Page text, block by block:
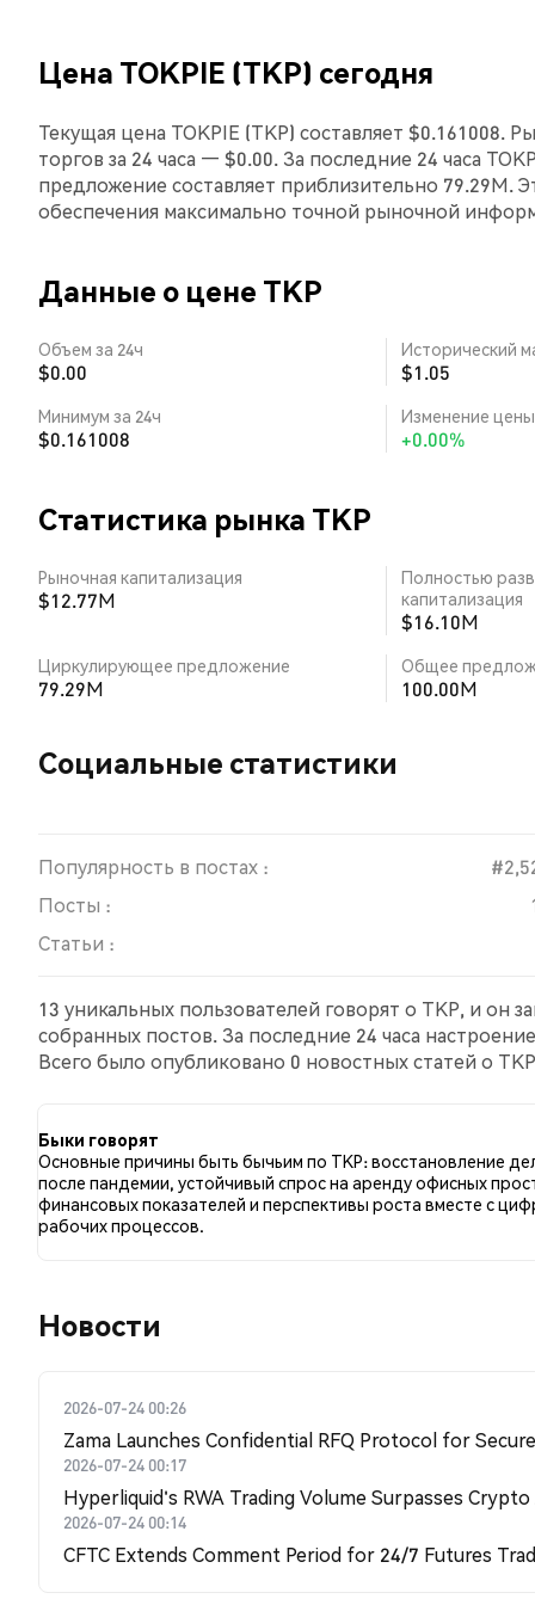
Цена TOKPIE (TKP) сегодня
Текущая цена TOKPIE (TKP) составляет
торгов за 24 часа — $0.00. За последние 24 часа
предложение составляет приблизительно
обеспечения максимально точной рыночной
Данные о цене TKP
Объем за 24ч
$0.00
Исторический
$1.05
Минимум за 24ч
$0.161008
Изменение цены
+0.00%
Статистика рынка TKP
Рыночная капитализация
$12.77M
Полностью
капитализация
$16.10M
Циркулирующее предложение
79.29M
Общее
100.00M
Социальные статистики
Популярность в постах :
Посты :
Статьи :
13 уникальных пользователей говорят о TKP, и он
собранных постов. За последние 24 часа
Всего было опубликовано 0 новостных статей о
Быки говорят
Основные причины быть бычьим по TKP: восстановление
после пандемии, устойчивый спрос на аренду офисных
финансовых показателей и перспективы роста вместе с
рабочих процессов.
Новости
2026-07-24 00:26
Zama Launches Confidential RFQ Protocol for
2026-07-24 00:17
Hyperliquid's RWA Trading Volume Surpasses
2026-07-24 00:14
CFTC Extends Comment Period for 24/7 Futures